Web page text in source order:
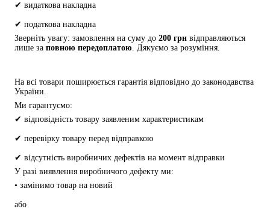
✔ видаткова накладна
✔ податкова накладна
Зверніть увагу: замовлення на суму до 200 грн відправляються
лише за повною передоплатою. Дякуємо за розуміння.
На всі товари поширюється гарантія відповідно до законодавства
України.
Ми гарантуємо:
✔ відповідність товару заявленим характеристикам
✔ перевірку товару перед відправкою
✔ відсутність виробничих дефектів на момент відправки
У разі виявлення виробничого дефекту ми:
• замінимо товар на новий
або